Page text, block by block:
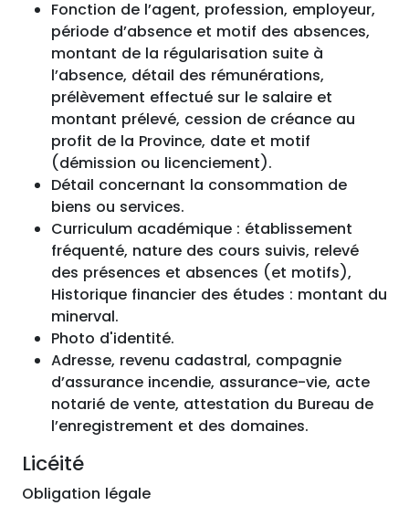
Fonction de l’agent, profession, employeur,
période d’absence et motif des absences,
montant de la régularisation suite à
l’absence, détail des rémunérations,
prélèvement effectué sur le salaire et
montant prélevé, cession de créance au
profit de la Province, date et motif
(démission ou licenciement).
Détail concernant la consommation de
biens ou services.
Curriculum académique : établissement
fréquenté, nature des cours suivis, relevé
des présences et absences (et motifs),
Historique financier des études : montant du
minerval.
Photo d'identité.
Adresse, revenu cadastral, compagnie
d’assurance incendie, assurance-vie, acte
notarié de vente, attestation du Bureau de
l’enregistrement et des domaines.
Licéité
Obligation légale